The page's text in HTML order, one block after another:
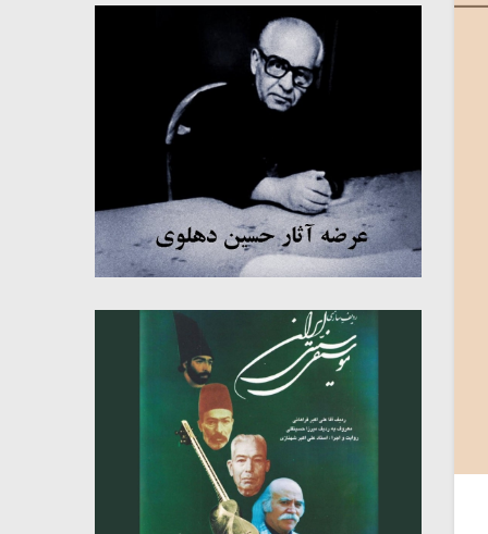
میکلوش روژا